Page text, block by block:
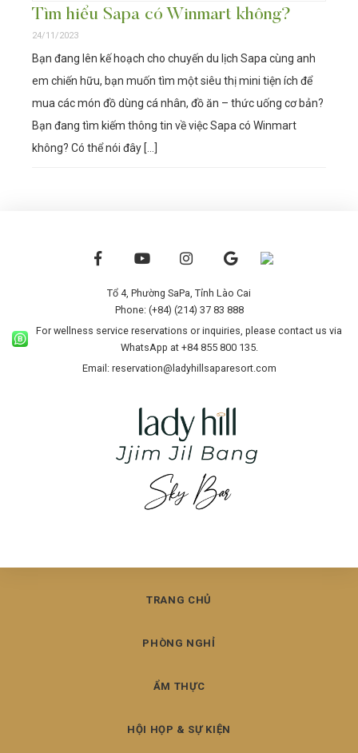
Tìm hiểu Sapa có Winmart không?
24/11/2023
Bạn đang lên kế hoạch cho chuyến du lịch Sapa cùng anh
em chiến hữu, bạn muốn tìm một siêu thị mini tiện ích để
mua các món đồ dùng cá nhân, đồ ăn – thức uống cơ bản?
Bạn đang tìm kiếm thông tin về việc Sapa có Winmart
không? Có thể nói đây […]
Tổ 4, Phường SaPa, Tỉnh Lào Cai
Phone: (+84) (214) 37 83 888
For wellness service reservations or inquiries, please contact us via
WhatsApp at +84 855 800 135.
Email: reservation@ladyhillsaparesort.com
TRANG CHỦ
PHÒNG NGHỈ
ẨM THỰC
HỘI HỌP & SỰ KIỆN